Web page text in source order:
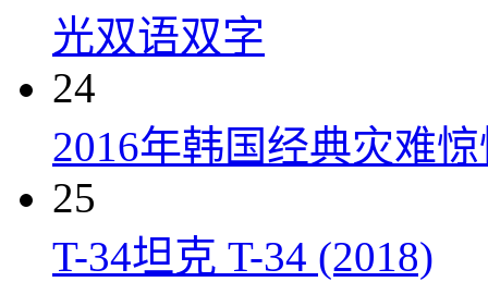
光双语双字
24
2016年韩国经典灾难
25
T-34坦克 T-34 (2018)